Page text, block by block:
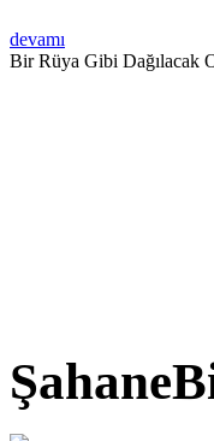
devamı
Bir Rüya Gibi Dağılacak